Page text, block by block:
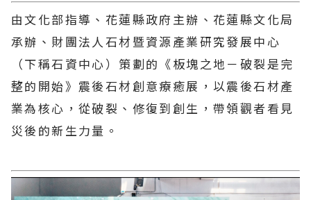
由文化部指導、花蓮縣政府主辦、花蓮縣文化局
承辦、財團法人石材暨資源產業研究發展中心
（下稱石資中心）策劃的《板塊之地－破裂是完
整的開始》震後石材創意療癒展，以震後石材產
業為核心，從破裂、修復到創生，帶領觀者看見
災後的新生力量。